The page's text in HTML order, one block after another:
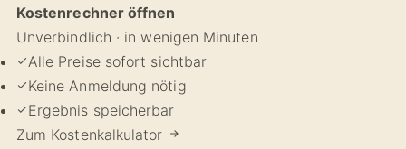
Kostenrechner öffnen
Unverbindlich · in wenigen Minuten
Alle Preise sofort sichtbar
Keine Anmeldung nötig
Ergebnis speicherbar
Zum Kostenkalkulator